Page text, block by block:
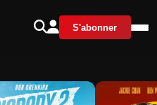
S'abonner